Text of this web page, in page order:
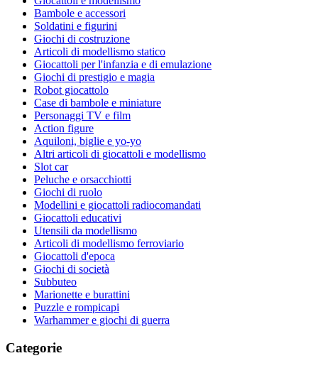
Bambole e accessori
Soldatini e figurini
Giochi di costruzione
Articoli di modellismo statico
Giocattoli per l'infanzia e di emulazione
Giochi di prestigio e magia
Robot giocattolo
Case di bambole e miniature
Personaggi TV e film
Action figure
Aquiloni, biglie e yo-yo
Altri articoli di giocattoli e modellismo
Slot car
Peluche e orsacchiotti
Giochi di ruolo
Modellini e giocattoli radiocomandati
Giocattoli educativi
Utensili da modellismo
Articoli di modellismo ferroviario
Giocattoli d'epoca
Giochi di società
Subbuteo
Marionette e burattini
Puzzle e rompicapi
Warhammer e giochi di guerra
Categorie